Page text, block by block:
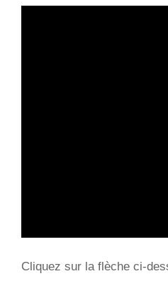
Cliquez sur la flèche ci-